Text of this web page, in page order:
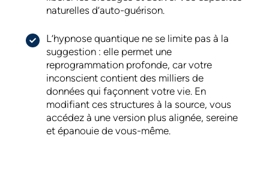
naturelles d’auto-guérison.
L’hypnose quantique ne se limite pas à la
suggestion : elle permet une
reprogrammation profonde, car votre
inconscient contient des milliers de
données qui façonnent votre vie. En
modifiant ces structures à la source, vous
accédez à une version plus alignée, sereine
et épanouie de vous-même.